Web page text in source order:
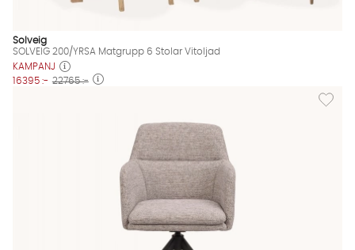
Solveig
SOLVEIG 200/YRSA Matgrupp 6 Stolar Vitoljad
KAMPANJ
16395 :- 22765 :-
Lägg